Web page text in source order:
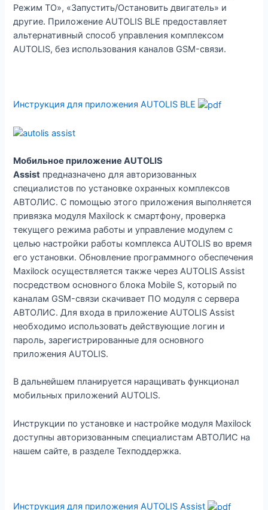
Режим ТО», «Запустить/Остановить двигатель» и
другие. Приложение AUTOLIS BLE предоставляет
альтернативный способ управления комплексом
AUTOLIS, без использования каналов GSM-связи.
Инструкция для приложения AUTOLIS BLE
Мобильное приложение AUTOLIS
Assist предназначено для авторизованных
специалистов по установке охранных комплексов
АВТОЛИС. С помощью этого приложения выполняется
привязка модуля Maxilock к смартфону, проверка
текущего режима работы и управление модулем c
целью настройки работы комплекса AUTOLIS во время
его установки. Обновление программного обеспечения
Maxilock осуществляется также через AUTOLIS Assist
посредством основного блока Mobile S, который по
каналам GSM-связи скачивает ПО модуля с сервера
АВТОЛИС. Для входа в приложение AUTOLIS Assist
необходимо использовать действующие логин и
пароль, зарегистрированные для основного
приложения AUTOLIS.
В дальнейшем планируется наращивать функционал
мобильных приложений AUTOLIS.
Инструкции по установке и настройке модуля Maxilock
доступны авторизованным специалистам АВТОЛИС на
нашем сайте, в разделе Техподдержка.
Инструкция для приложения AUTOLIS Assist